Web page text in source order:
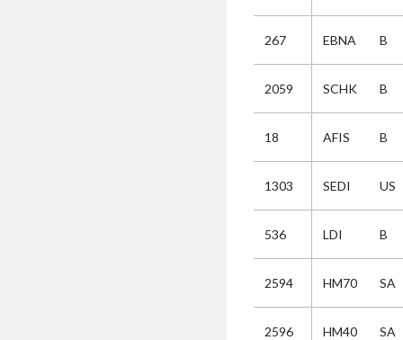
267 EBNA B
2059 SCHK B
18 AFIS B
1303 SEDI US
536 LDI B
2594 HM70 SA
2596 HM40 SA